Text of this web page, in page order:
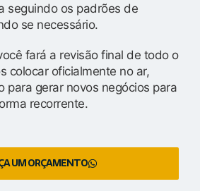
seguindo os padrões de
se necessário.
fará a revisão final de todo o
colocar oficialmente no ar,
para gerar novos negócios para
recorrente.
UM ORÇAMENTO